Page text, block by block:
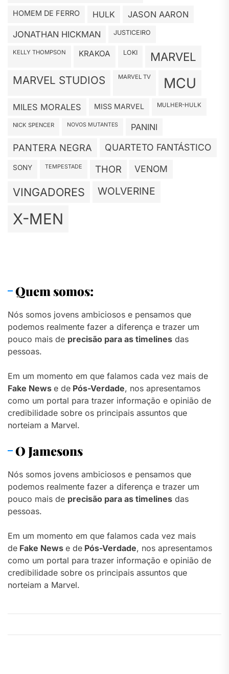
HOMEM DE FERRO HULK
JASON AARON
JONATHAN HICKMAN
JUSTICEIRO
KELLY THOMPSON KRAKOA LOKI MARVEL
MARVEL STUDIOS MARVEL TV MCU
MILES MORALES MISS MARVEL MULHER-HULK
NICK SPENCER NOVOS MUTANTES PANINI
PANTERA NEGRA QUARTETO FANTÁSTICO
SONY TEMPESTADE THOR VENOM
VINGADORES WOLVERINE
X-MEN
Quem somos:
Nós somos jovens ambiciosos e pensamos que
podemos realmente fazer a diferença e trazer um
pouco mais de precisão para as timelines das
pessoas.
Em um momento em que falamos cada vez mais de
Fake News e de Pós-Verdade, nos apresentamos
como um portal para trazer informação e opinião de
credibilidade sobre os principais assuntos que
norteiam a Marvel.
O Jamesons
Nós somos jovens ambiciosos e pensamos que
podemos realmente fazer a diferença e trazer um
pouco mais de precisão para as timelines das
pessoas.
Em um momento em que falamos cada vez mais
de Fake News e de Pós-Verdade, nos apresentamos
como um portal para trazer informação e opinião de
credibilidade sobre os principais assuntos que
norteiam a Marvel.